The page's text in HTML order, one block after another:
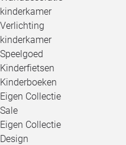
kinderkamer
Verlichting
kinderkamer
Speelgoed
Kinderfietsen
Kinderboeken
Eigen Collectie
Sale
Eigen Collectie
Design